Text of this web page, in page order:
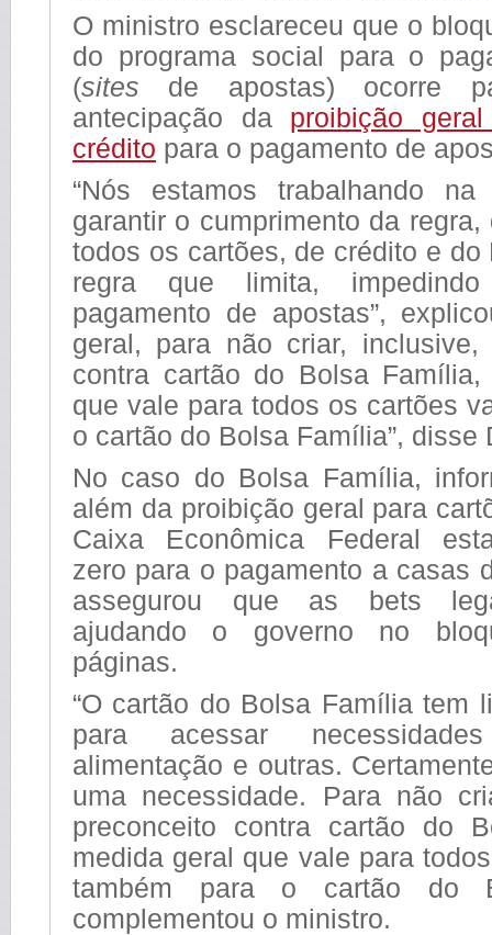
O ministro esclareceu que o
do programa social para o
(sites de apostas) ocorre
antecipação da proibição
crédito para o pagamento de
“Nós estamos trabalhando
garantir o cumprimento da
todos os cartões, de crédito e
regra que limita,
pagamento de apostas”,
geral, para não criar, inclusive,
contra cartão do Bolsa
que vale para todos os cartões
o cartão do Bolsa Família”, disse
No caso do Bolsa Família,
além da proibição geral para
Caixa Econômica Federal
zero para o pagamento a casas
assegurou que as bets
ajudando o governo no
páginas.
“O cartão do Bolsa Família tem
para acessar
alimentação e outras.
uma necessidade. Para não
preconceito contra cartão do
medida geral que vale para
também para o cartão do
complementou o ministro.